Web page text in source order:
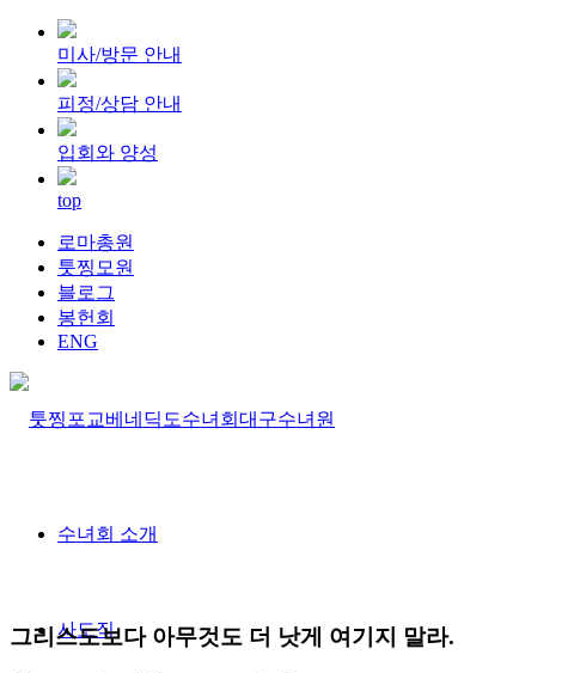
미사/방문 안내
피정/상담 안내
입회와 양성
top
로마총원
툿찡모원
블로그
봉헌회
ENG
수녀회 소개
사도직
그리스도보다 아무것도 더 낫게 여기지 말라.